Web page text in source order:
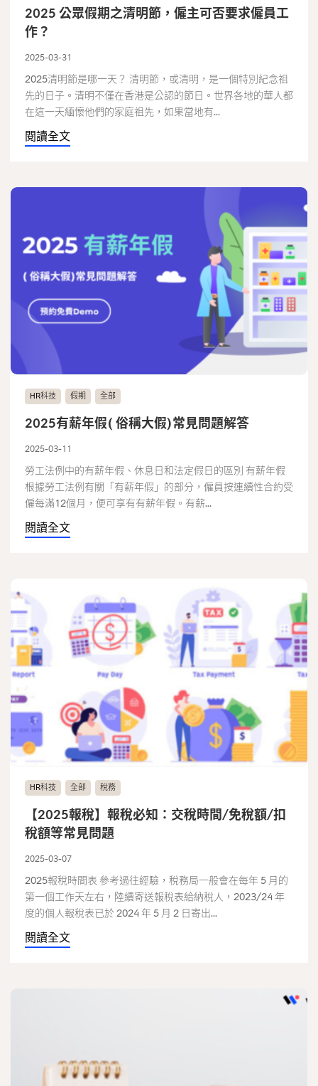
2025 公眾假期之清明節，僱主可否要求僱員工
作？
2025-03-31
2025清明節是哪一天？ 清明節，或清明，是一個特別紀念祖
先的日子。清明不僅在香港是公認的節日。世界各地的華人都
在這一天緬懷他們的家庭祖先，如果當地有...
閱讀全文
HR科技 假期 全部
2025有薪年假( 俗稱大假)常見問題解答
2025-03-11
勞工法例中的有薪年假、休息日和法定假日的區別 有薪年假
根據勞工法例有關「有薪年假」的部分，僱員按連續性合約受
僱每滿12個月，便可享有有薪年假。有薪...
閱讀全文
HR科技 全部 稅務
【2025報稅】報稅必知：交稅時間/免稅額/扣
稅額等常見問題
2025-03-07
2025報稅時間表 參考過往經驗，稅務局一般會在每年 5 月的
第一個工作天左右，陸續寄送報稅表給納稅人，2023/24 年
度的個人報稅表已於 2024 年 5 月 2 日寄出...
閱讀全文